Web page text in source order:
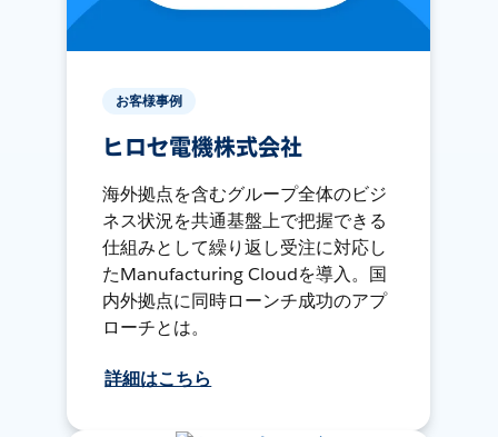
お客様事例
ヒロセ電機株式会社
海外拠点を含むグループ全体のビジ
ネス状況を共通基盤上で把握できる
仕組みとして繰り返し受注に対応し
たManufacturing Cloudを導入。国
内外拠点に同時ローンチ成功のアプ
ローチとは。
詳細はこちら